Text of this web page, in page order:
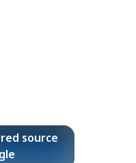
source